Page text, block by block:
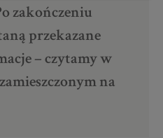
zakończeniu
przekazane
– czytamy w
na